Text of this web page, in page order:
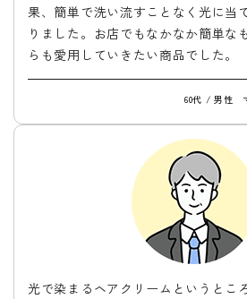
果、簡単で洗い流すことなく光に当
りました。お店でもなかなか簡単な
らも愛用していきたい商品でした。
60代 / 男性
光で染まるヘアクリームというとこ